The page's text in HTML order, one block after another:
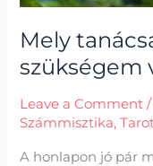
Mely
szükségem
Leave a Comment
Számmisztika,
A honlapon jó pár